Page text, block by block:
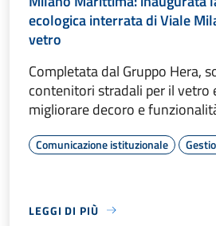
ecologica interrata di Viale
vetro
Completata dal Gruppo Hera,
contenitori stradali per il vetro
migliorare decoro e
Comunicazione istituzionale
LEGGI DI PIÙ